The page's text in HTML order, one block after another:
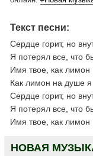
Текст песни:
Сердце горит, но
Я потерял все, что
Имя твое, как
Как лимон на душе
Сердце горит, но
Я потерял все, что
Имя твое, как
НОВАЯ